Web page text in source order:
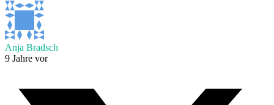
Anja Bradsch
9 Jahre vor